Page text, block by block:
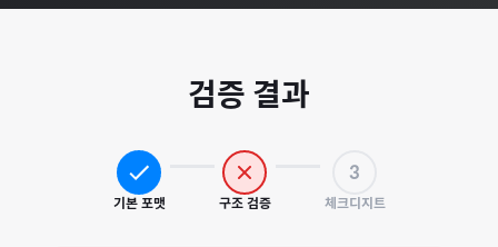
검증 결과
기본 포맷 구조 검증
3
체크디지트